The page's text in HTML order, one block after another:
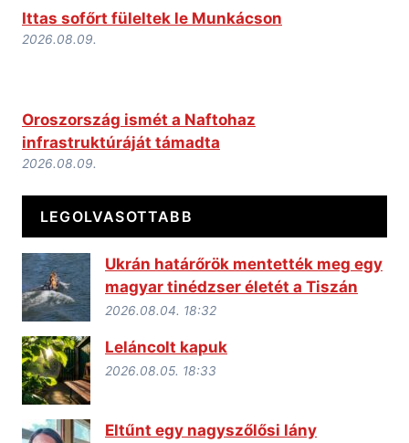
Ittas sofőrt füleltek le Munkácson
2026.08.09.
Oroszország ismét a Naftohaz
infrastruktúráját támadta
2026.08.09.
LEGOLVASOTTABB
Ukrán határőrök mentették meg egy
magyar tinédzser életét a Tiszán
2026.08.04. 18:32
Leláncolt kapuk
2026.08.05. 18:33
Eltűnt egy nagyszőlősi lány